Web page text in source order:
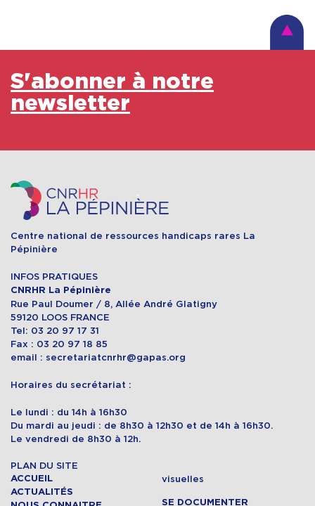
S'abonner à notre
newsletter
Centre national de ressources handicaps rares La
Pépinière
INFOS PRATIQUES
CNRHR La Pépinière
Rue Paul Doumer / 8, Allée André Glatigny
59120 LOOS FRANCE
Tel: 03 20 97 17 31
Fax : 03 20 97 18 85
email : secretariatcnrhr@gapas.org
Horaires du secrétariat :
Le lundi : du 14h à 16h30
Du mardi au jeudi : de 8h30 à 12h30 et de 14h à 16h30.
Le vendredi de 8h30 à 12h.
PLAN DU SITE
ACCUEIL
ACTUALITÉS
visuelles
SE DOCUMENTER